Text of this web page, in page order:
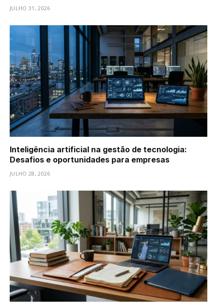
JULHO 31, 2026
Inteligência artificial na gestão de tecnologia:
Desafios e oportunidades para empresas
JULHO 28, 2026